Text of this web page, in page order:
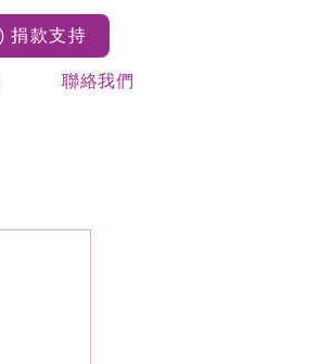
捐款支持
聯絡我們